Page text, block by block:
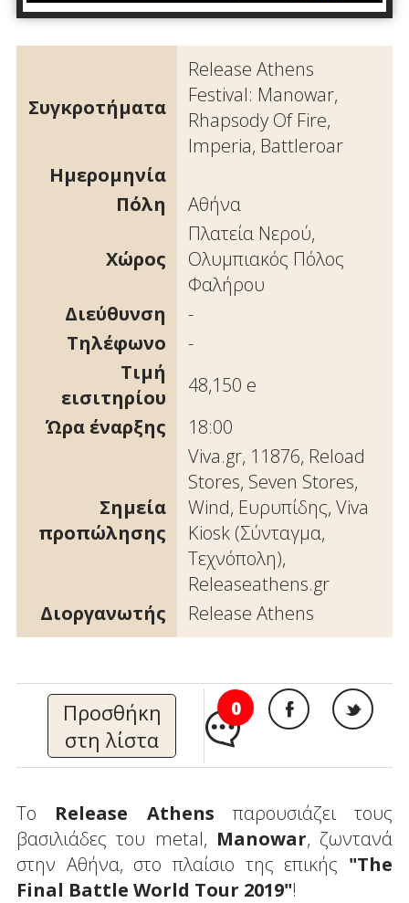
Συγκροτήματα
Release Athens
Festival: Manowar,
Rhapsody Of Fire,
Imperia, Battleroar
Ημερομηνία
Πόλη
Αθήνα
Χώρος
Πλατεία Νερού,
Ολυμπιακός Πόλος
Φαλήρου
Διεύθυνση
-
Τηλέφωνο
-
Τιμή
εισιτηρίου
48,150 e
Ώρα έναρξης
18:00
Σημεία
προπώλησης
Viva.gr, 11876, Reload
Stores, Seven Stores,
Wind, Ευρυπίδης, Viva
Kiosk (Σύνταγμα,
Τεχνόπολη),
Releaseathens.gr
Διοργανωτής
Release Athens
Προσθήκη
στη λίστα
0
Το Release Athens παρουσιάζει τους
βασιλιάδες του metal, Manowar, ζωντανά
στην Αθήνα, στο πλαίσιο της επικής "The
Final Battle World Tour 2019"!